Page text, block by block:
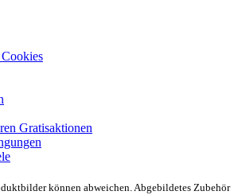
Gratisaktionen
können abweichen. Abgebildetes Zubehör